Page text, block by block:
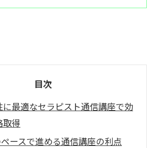
目次
最適なセラピスト通信講座で効
取得
ースで進める通信講座の利点